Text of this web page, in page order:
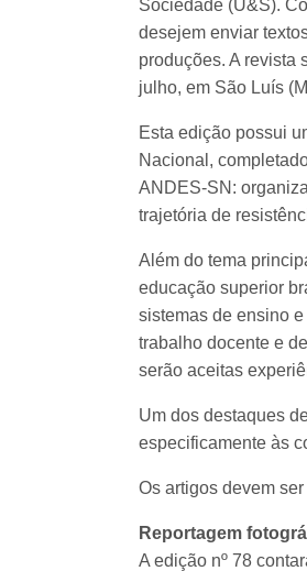
Sociedade (U&S).
desejem enviar
produções. A revista
julho, em São Luís
Esta edição possui
Nacional,
ANDES-SN:
trajetória de
Além do tema
educação superior
sistemas de ensino
trabalho docente e
serão aceitas
Um dos destaques
especificamente às
Os artigos devem
Reportagem
A edição nº 78